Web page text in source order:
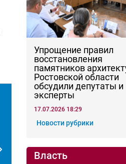
Упрощение правил
восстановления
памятников
Ростовской области
обсудили депутаты и
эксперты
17.07.2026 18:29
Новости рубрики
Власть